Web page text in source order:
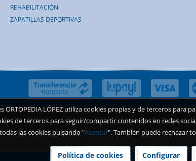
ORTOPEDIA LÓPEZ utiliza cookies propias y de terceros
de terceros para seguir/compartir contenidos en redes
las cookies pulsando "Aceptar". También puede rechazar
Política de cookies Configurar
REHABILITACIÓN
ZAPATILLAS DEPORTIVAS
Contacto|Aviso Legal|Política de